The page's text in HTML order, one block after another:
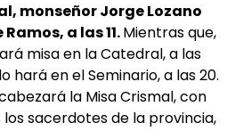
monseñor Jorge Lozano
a las 11.Mientras que,
misa en la Catedral, a las
hará en el Seminario, a las 20.
la Misa Crismal, con
sacerdotes de la provincia,